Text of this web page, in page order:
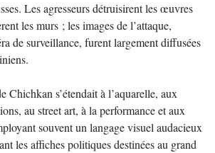
Les agresseurs détruisirent les œuvres
les murs ; les images de l’attaque,
de surveillance, furent largement diffusées
Chichkan s’étendait à l’aquarelle, aux
au street art, à la performance et aux
souvent un langage visuel audacieux
les affiches politiques destinées au grand